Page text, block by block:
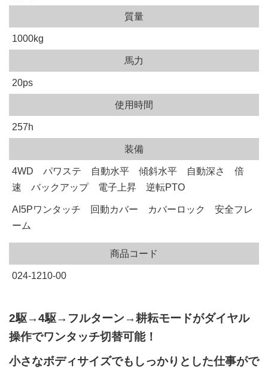
質量
1000kg
馬力
20ps
使用時間
257h
装備
4WD パワステ 自動水平 傾斜水平 自動深さ 倍
速 バックアップ 電子上昇 逆転PTO
AI5Pワンタッチ 回動カバー カバーロック 安全フレ
ーム
商品コード
024-1210-00
2駆→4駆→フルターン→耕耘モードがダイヤル
操作でワンタッチ切替可能！
小さなボディサイズでもしっかりとした仕事がで